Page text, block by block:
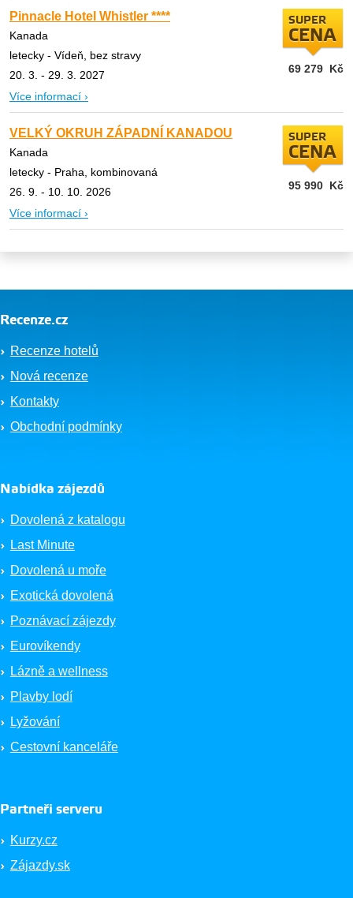
Pinnacle Hotel Whistler ****
Kanada
letecky - Vídeň, bez stravy
20. 3. - 29. 3. 2027
Více informací ›
SUPER
CENA
69 279 Kč
VELKÝ OKRUH ZÁPADNÍ KANADOU
Kanada
letecky - Praha, kombinovaná
26. 9. - 10. 10. 2026
Více informací ›
SUPER
CENA
95 990 Kč
Recenze.cz
Recenze hotelů
Nová recenze
Kontakty
Obchodní podmínky
Nabídka zájezdů
Dovolená z katalogu
Last Minute
Dovolená u moře
Exotická dovolená
Poznávací zájezdy
Eurovíkendy
Lázně a wellness
Plavby lodí
Lyžování
Cestovní kanceláře
Partneři serveru
Kurzy.cz
Zájazdy.sk